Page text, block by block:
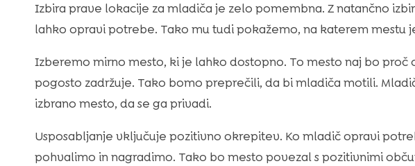
Izbira prave lokacije za mladiča je zelo pomembna. Z natančno
lahko opravi potrebe. Tako mu tudi pokažemo, na katerem mestu
Izberemo mirno mesto, ki je lahko dostopno. To mesto naj bo proč
pogosto zadržuje. Tako bomo preprečili, da bi mladiča motili.
izbrano mesto, da se ga privadi.
Usposabljanje vključuje pozitivno okrepitev. Ko mladič opravi
pohvalimo in nagradimo. Tako bo mesto povezal s pozitivnimi